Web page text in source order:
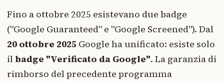
Fino a ottobre 2025 esistevano due badge
("Google Guaranteed" e "Google Screened"). Dal
20 ottobre 2025 Google ha unificato: esiste solo
il badge "Verificato da Google". La garanzia di
rimborso del precedente programma